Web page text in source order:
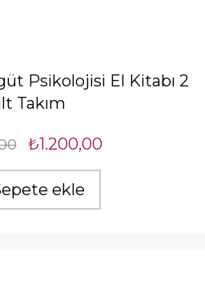
Psikolojisi El Kitabı 2
Takım
₺1.200,00
ekle